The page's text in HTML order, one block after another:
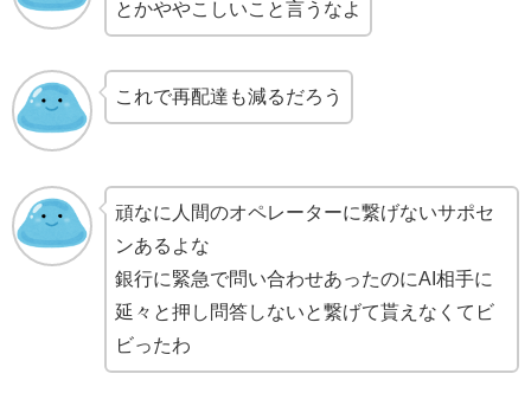
とかややこしいこと言うなよ
これで再配達も減るだろう
頑なに人間のオペレーターに繋げないサポセ
ンあるよな
銀行に緊急で問い合わせあったのにAI相手に
延々と押し問答しないと繋げて貰えなくてビ
ビったわ